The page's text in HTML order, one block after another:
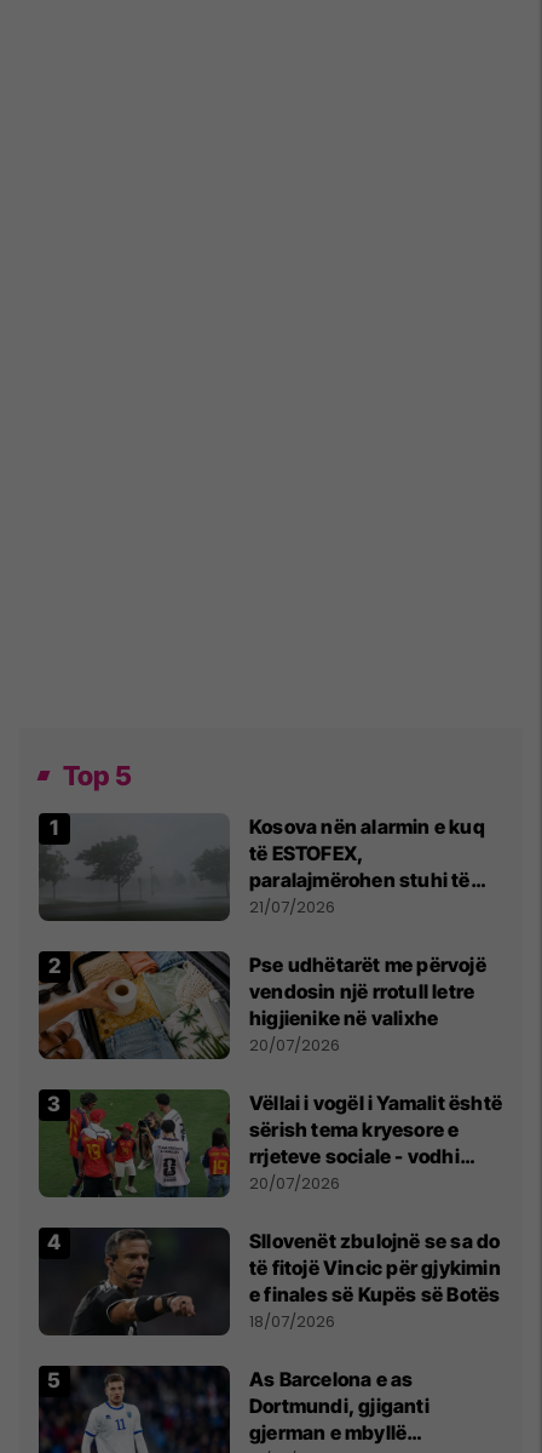
Top 5
Kosova nën alarmin e kuq
të ESTOFEX,
paralajmërohen stuhi të
fuqishme me breshër dhe
21/07/2026
Pse udhëtarët me përvojë
vendosin një rrotull letre
higjienike në valixhe
20/07/2026
Vëllai i vogël i Yamalit është
sërish tema kryesore e
rrjeteve sociale - vodhi
vëmendjen pas finales së
20/07/2026
Sllovenët zbulojnë se sa do
të fitojë Vincic për gjykimin
e finales së Kupës së Botës
18/07/2026
As Barcelona e as
Dortmundi, gjiganti
gjerman e mbyllë